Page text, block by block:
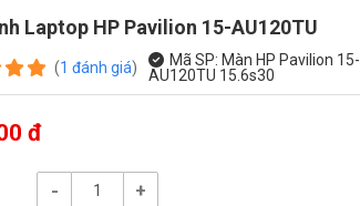
Laptop HP Pavilion 15-AU120TU
(1 đánh giá) Mã SP: Màn HP Pavilion 15-
AU120TU 15.6s30
đ
- +